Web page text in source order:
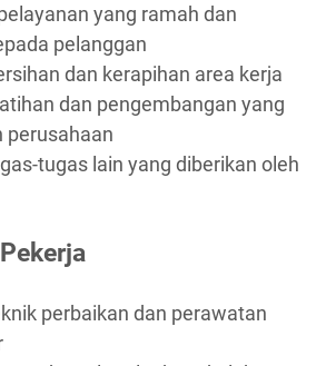
yang ramah dan
pelanggan
dan kerapihan area kerja
dan pengembangan yang
perusahaan
tugas lain yang diberikan oleh
perbaikan dan perawatan